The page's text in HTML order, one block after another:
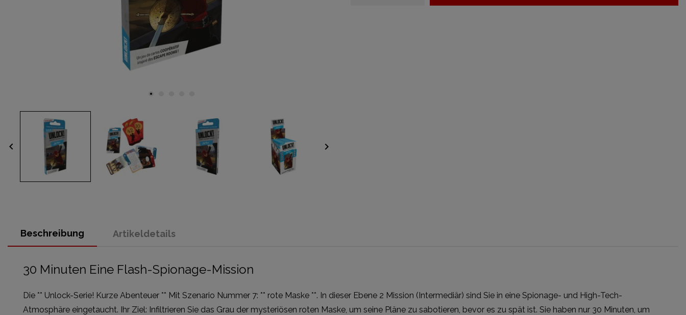
keyboard_arrow_left keyboard_arrow_right
Beschreibung Artikeldetails
30 Minuten Eine Flash-Spionage-Mission
Die ** Unlock-Serie! Kurze Abenteuer ** Mit Szenario Nummer 7: ** rote Maske **. In dieser Ebene 2 Mission (Intermediär) sind Sie in eine Spionage- und High-Tech-
Atmosphäre eingetaucht. Ihr Ziel: Infiltrieren Sie das Grau der mysteriösen roten Maske, um seine Pläne zu sabotieren, bevor es zu spät ist. Sie haben nur 30 Minuten, um